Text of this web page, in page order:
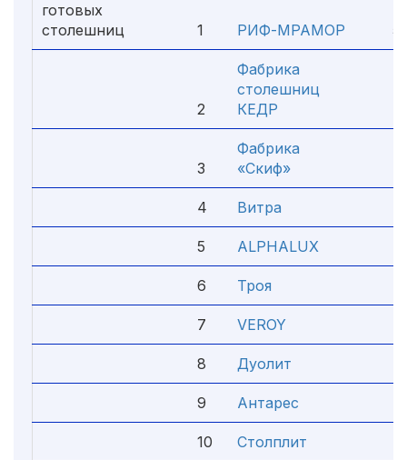
готовых
столешниц
1 РИФ-МРАМОР
2
Фабрика
столешниц
КЕДР
3
Фабрика
«Скиф»
4 Витра
5 ALPHALUX
6 Троя
7 VEROY
8 Дуолит
9 Антарес
10 Столплит